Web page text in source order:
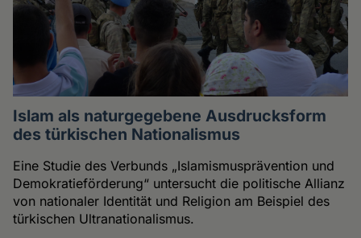
Islam als naturgegebene Ausdrucksform
des türkischen Nationalismus
Eine Studie des Verbunds „Islamismusprävention und
Demokratieförderung“ untersucht die politische Allianz
von nationaler Identität und Religion am Beispiel des
türkischen Ultranationalismus.